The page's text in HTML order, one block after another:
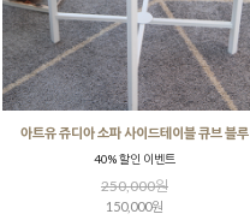
아트유 쥬디아 소파 사이드테이블 큐브 블루
40% 할인 이벤트
250,000원
150,000원